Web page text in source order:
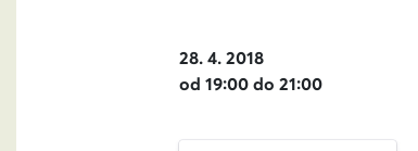
28. 4. 2018
od 19:00 do 21:00